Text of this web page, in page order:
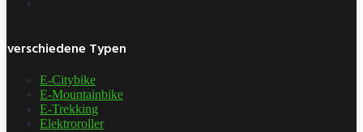
verschiedene Typen
E-Citybike
E-Mountainbike
E-Trekking
Elektroroller